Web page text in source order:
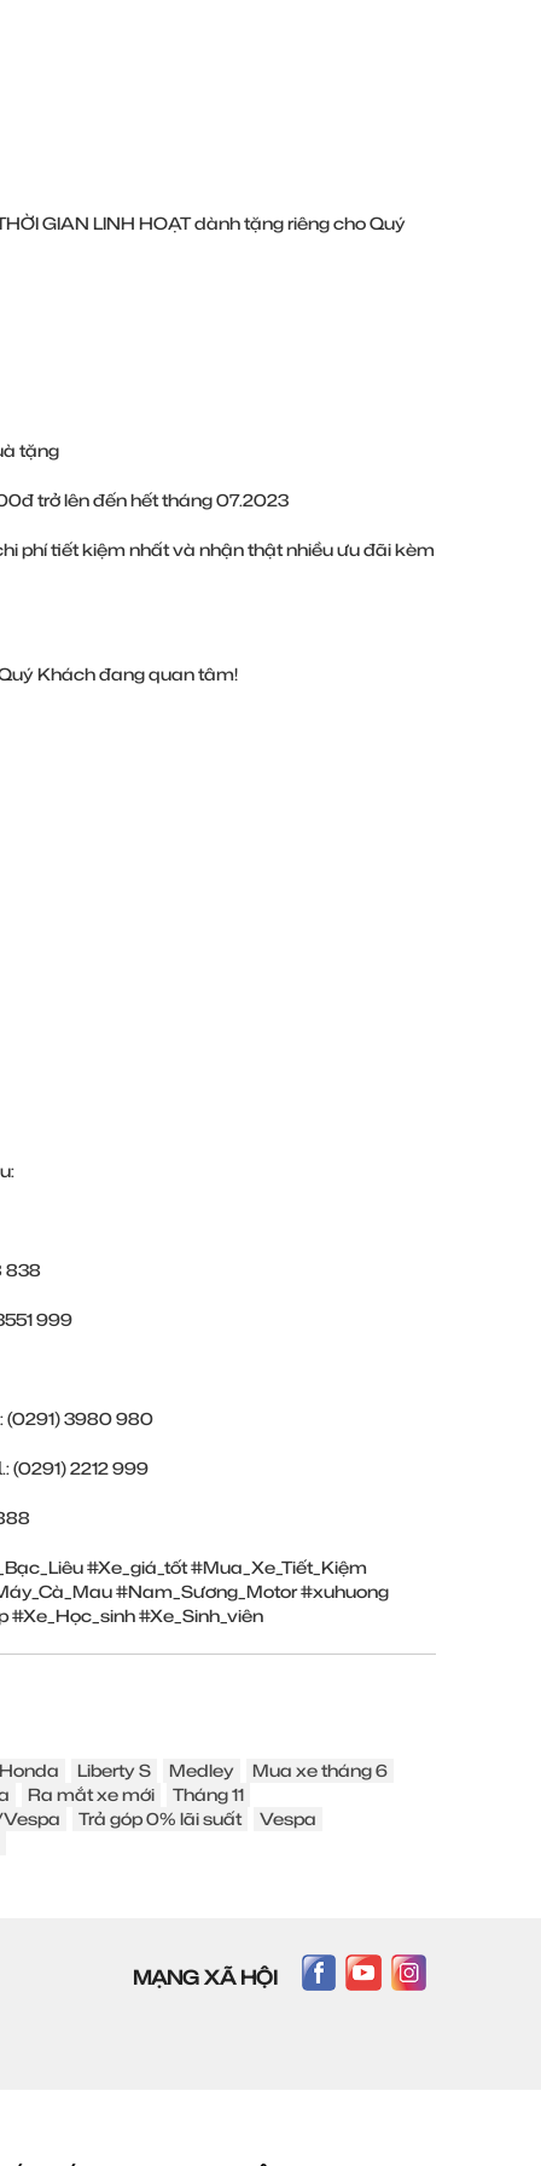
GIAN LINH HOẠT dành tặng riêng cho Quý
tặng
trở lên đến hết tháng 07.2023
phí tiết kiệm nhất và nhận thật nhiều ưu đãi kèm
Khách đang quan tâm!
838
999
(0291) ‎3980 980
(0291) ‎2212 999
#Xe_giá_tốt#Mua_Xe_Tiết_Kiệm
#Nam_Sương_Motor#xuhuong
#Xe_Học_sinh#Xe_Sinh_viên
Honda Liberty S Medley
Mua xe tháng 6
Ra mắt xe mới
Tháng 11
Trả góp 0% lãi suất Vespa
MẠNG XÃ HỘI